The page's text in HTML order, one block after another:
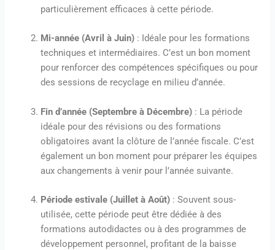
particulièrement efficaces à cette période.
Mi-année (Avril à Juin) : Idéale pour les formations
techniques et intermédiaires. C’est un bon moment
pour renforcer des compétences spécifiques ou pour
des sessions de recyclage en milieu d’année.
Fin d’année (Septembre à Décembre) : La période
idéale pour des révisions ou des formations
obligatoires avant la clôture de l’année fiscale. C’est
également un bon moment pour préparer les équipes
aux changements à venir pour l’année suivante.
Période estivale (Juillet à Août) : Souvent sous-
utilisée, cette période peut être dédiée à des
formations autodidactes ou à des programmes de
développement personnel, profitant de la baisse